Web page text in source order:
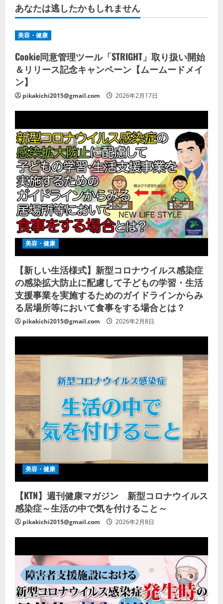
あなたは逃したかもしれません
美容・健康
Cookie同意管理ツール「STRIGHT」取り扱い開始
＆リリース記念キャンペーン【ムームードメイ
ン】
pikakichi2015@gmail.com 2026年2月17日
美容・健康
【新しい生活様式】新型コロナウイルス感染症
の感染拡大防止に配慮して子どもの学習・生活
支援事業を実施するためのガイドラインからみ
る居場所等において食事をする場合とは？
pikakichi2015@gmail.com 2026年2月8日
美容・健康
【KTN】週刊健康マガジン 新型コロナウイルス
感染症～生活の中で気を付けること～
pikakichi2015@gmail.com 2026年2月8日